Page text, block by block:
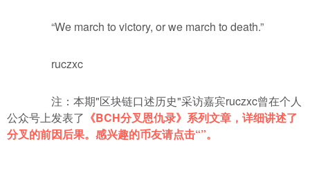
“We march to victory, or we march to death.”
ruczxc
注：本期"区块链口述历史"采访嘉宾ruczxc曾在个人
公众号上发表了 《BCH分叉恩仇录》系列文章，详细讲述了
分叉的前因后果。感兴趣的币友请点击“”。